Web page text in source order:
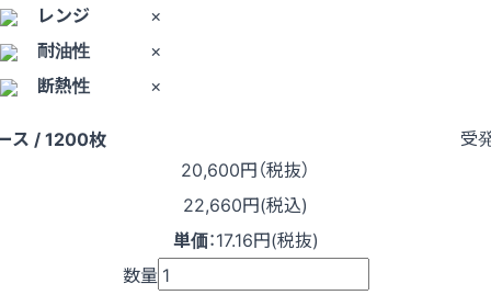
レンジ
×
耐油性
×
断熱性
×
ス / 1200枚
受
20,600円（税抜）
22,660円(税込)
単価：17.16円(税抜)
数量